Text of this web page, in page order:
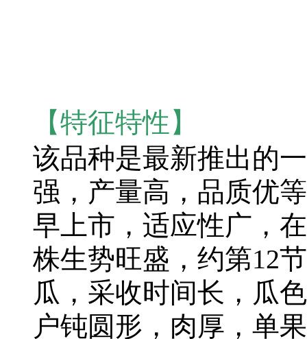
【特征特性】
该品种是最新推出的
强，产量高，品质优
早上市，适应性广，
株生势旺盛，约第12
瓜，采收时间长，瓜
户钝圆形，肉厚，单